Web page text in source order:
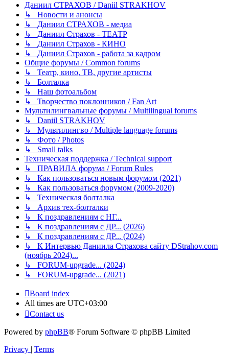
Даниил СТРАХОВ / Daniil STRAKHOV
↳ Новости и анонсы
↳ Даниил СТРАХОВ - медиа
↳ Даниил Страхов - ТЕАТР
↳ Даниил Страхов - КИНО
↳ Даниил Страхов - работа за кадром
Общие форумы / Common forums
↳ Театр, кино, ТВ, другие артисты
↳ Болталка
↳ Наш фотоальбом
↳ Творчество поклонников / Fan Art
Мультилингвальные форумы / Multilingual forums
↳ Daniil STRAKHOV
↳ Мультилингво / Multiple language forums
↳ Фото / Photos
↳ Small talks
Техническая поддержка / Technical support
↳ ПРАВИЛА форума / Forum Rules
↳ Как пользоваться новым форумом (2021)
↳ Как пользоваться форумом (2009-2020)
↳ Техническая болталка
↳ Архив тех-болталки
↳ К поздравлениям с НГ...
↳ К поздравлениям с ДР... (2026)
↳ К поздравлениям с ДР... (2024)
↳ К Интервью Даниила Страхова сайту DStrahov.com
(ноябрь 2024)...
↳ FORUM-upgrade... (2024)
↳ FORUM-upgrade... (2021)
Board index
All times are UTC+03:00
Contact us
Powered by phpBB® Forum Software © phpBB Limited
Privacy | Terms